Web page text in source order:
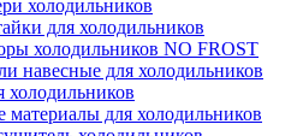
холодильников
для холодильников
холодильников NO FROST
навесные для холодильников
холодильников
материалы для холодильников